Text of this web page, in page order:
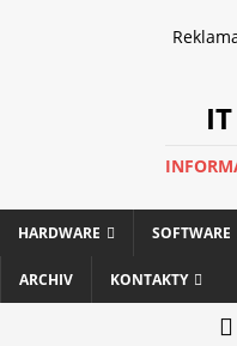
HARDWARE SOFTWARE
ARCHIV KONTAKTY